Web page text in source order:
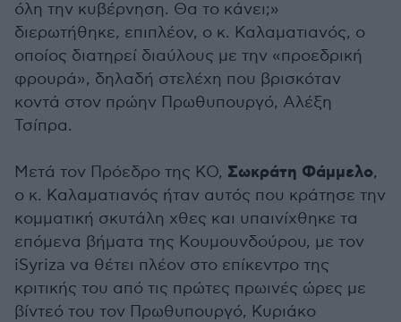
όλη την κυβέρνηση. Θα το κάνει;»
διερωτήθηκε, επιπλέον, ο κ. Καλαματιανός, ο
οποίος διατηρεί διαύλους με την «προεδρική
φρουρά», δηλαδή στελέχη που βρισκόταν
κοντά στον πρώην Πρωθυπουργό, Αλέξη
Τσίπρα.
Μετά τον Πρόεδρο της ΚΟ, Σωκράτη Φάμμελο,
ο κ. Καλαματιανός ήταν αυτός που κράτησε την
κομματική σκυτάλη χθες και υπαινίχθηκε τα
επόμενα βήματα της Κουμουνδούρου, με τον
iSyriza να θέτει πλέον στο επίκεντρο της
κριτικής του από τις πρώτες πρωινές ώρες με
βίντεό του τον Πρωθυπουργό, Κυριάκο